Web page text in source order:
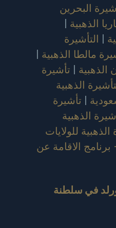
البحرين
الذهبية |
| التأشيرة
مالطا الذهبية |
| تأشيرة
الذهبية
| تأشيرة
الذهبية
الذهبية للولايات
برنامج الاقامة عن
في سلطنة